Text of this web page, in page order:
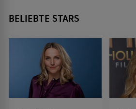
BELIEBTE STARS